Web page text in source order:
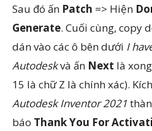
Sau đó ấn Patch => Hiện
Generate. Cuối cùng, copy
dán vào các ô bên dưới I
Autodeskvà ấn Next là
15 là chữ Z là chính xác).
Autodesk Inventor 2021
báo Thank You For